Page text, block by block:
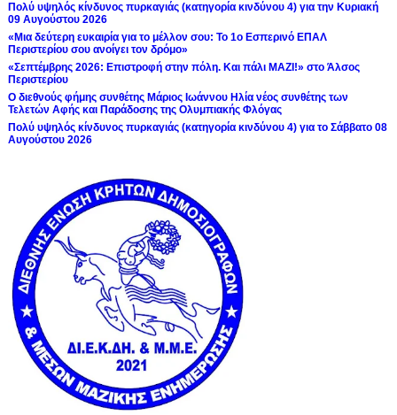
Πολύ υψηλός κίνδυνος πυρκαγιάς (κατηγορία κινδύνου 4) για την Κυριακή
09 Αυγούστου 2026
«Μια δεύτερη ευκαιρία για το μέλλον σου: Το 1ο Εσπερινό ΕΠΑΛ
Περιστερίου σου ανοίγει τον δρόμο»
«Σεπτέμβρης 2026: Επιστροφή στην πόλη. Και πάλι ΜΑΖΙ!» στο Άλσος
Περιστερίου
Ο διεθνούς φήμης συνθέτης Μάριος Ιωάννου Ηλία νέος συνθέτης των
Τελετών Αφής και Παράδοσης της Ολυμπιακής Φλόγας
Πολύ υψηλός κίνδυνος πυρκαγιάς (κατηγορία κινδύνου 4) για το Σάββατο 08
Αυγούστου 2026